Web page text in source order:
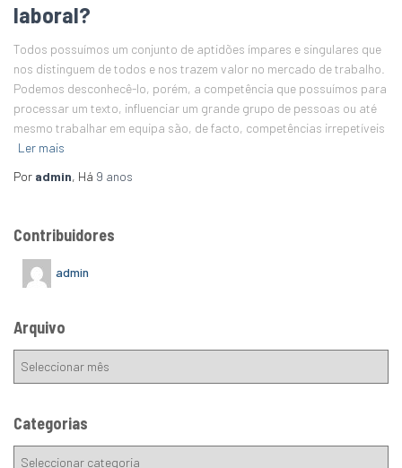
laboral?
Todos possuímos um conjunto de aptidões ímpares e singulares que
nos distinguem de todos e nos trazem valor no mercado de trabalho.
Podemos desconhecê-lo, porém, a competência que possuímos para
processar um texto, influenciar um grande grupo de pessoas ou até
mesmo trabalhar em equipa são, de facto, competências irrepetíveis
Ler mais
Por admin, Há 9 anos
Contribuidores
admin
Arquivo
Categorias